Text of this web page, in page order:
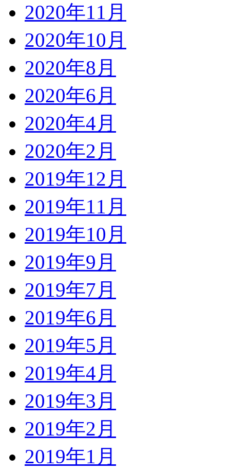
2020年11月
2020年10月
2020年8月
2020年6月
2020年4月
2020年2月
2019年12月
2019年11月
2019年10月
2019年9月
2019年7月
2019年6月
2019年5月
2019年4月
2019年3月
2019年2月
2019年1月